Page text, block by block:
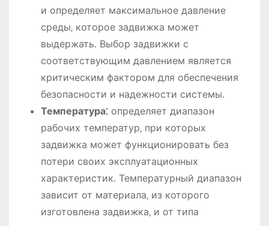
и определяет максимальное давление
среды‚ которое задвижка может
выдержать․ Выбор задвижки с
соответствующим давлением является
критическим фактором для обеспечения
безопасности и надежности системы․
Температура⁚определяет диапазон
рабочих температур‚ при которых
задвижка может функционировать без
потери своих эксплуатационных
характеристик․ Температурный диапазон
зависит от материала‚ из которого
изготовлена задвижка‚ и от типа